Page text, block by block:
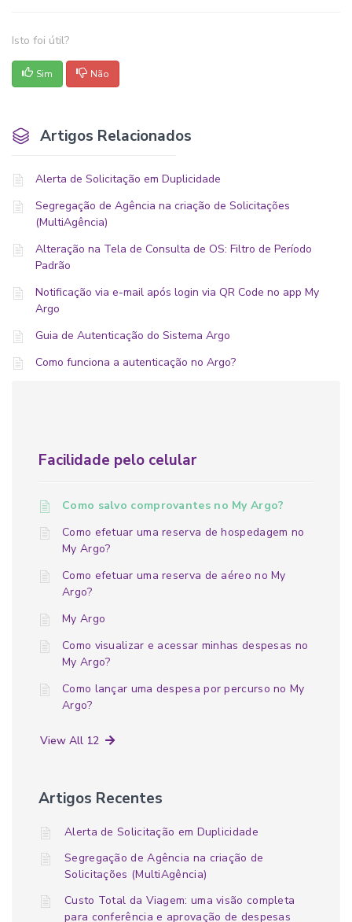
Isto foi útil?
Sim Não
Artigos Relacionados
Alerta de Solicitação em Duplicidade
Segregação de Agência na criação de Solicitações
(MultiAgência)
Alteração na Tela de Consulta de OS: Filtro de Período
Padrão
Notificação via e-mail após login via QR Code no app My
Argo
Guia de Autenticação do Sistema Argo
Como funciona a autenticação no Argo?
Facilidade pelo celular
Como salvo comprovantes no My Argo?
Como efetuar uma reserva de hospedagem no
My Argo?
Como efetuar uma reserva de aéreo no My
Argo?
My Argo
Como visualizar e acessar minhas despesas no
My Argo?
Como lançar uma despesa por percurso no My
Argo?
View All 12
Artigos Recentes
Alerta de Solicitação em Duplicidade
Segregação de Agência na criação de
Solicitações (MultiAgência)
Custo Total da Viagem: uma visão completa
para conferência e aprovação de despesas